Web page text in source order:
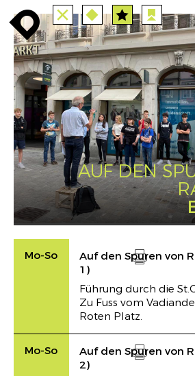
enroute enroute TUTTE station
event EVENTS agenda FILTRO
close route angebote anreise
AUF DEN
Mo-So
Auf den Spuren von
1)
Führung durch die
Zu Fuss vom
Roten Platz.
Mo-So
Auf den Spuren von
2)